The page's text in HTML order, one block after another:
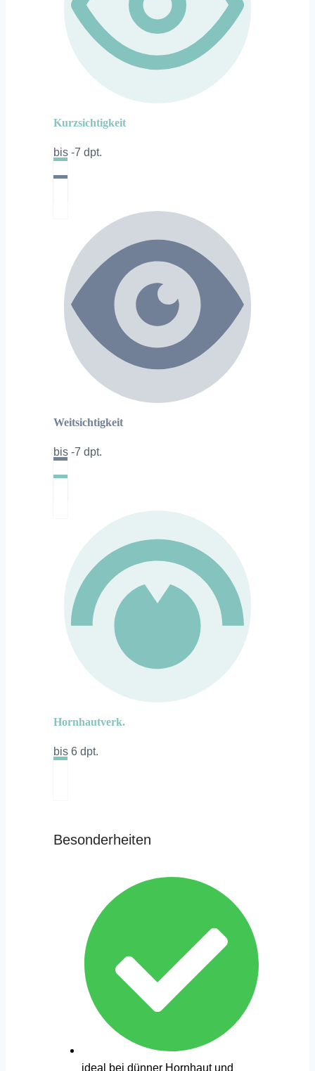
Kurzsichtigkeit
bis -7 dpt.
Weitsichtigkeit
bis -7 dpt.
Hornhautverk.
bis 6 dpt.
Besonderheiten
ideal bei dünner Hornhaut und